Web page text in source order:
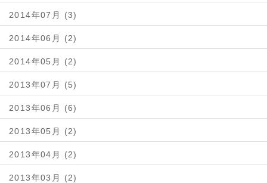
2014年07月 (3)
2014年06月 (2)
2014年05月 (2)
2013年07月 (5)
2013年06月 (6)
2013年05月 (2)
2013年04月 (2)
2013年03月 (2)